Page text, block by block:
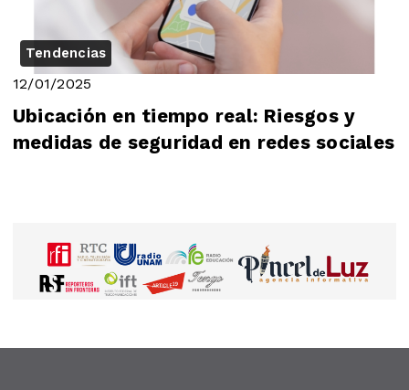
Tendencias
12/01/2025
Ubicación en tiempo real: Riesgos y
medidas de seguridad en redes sociales